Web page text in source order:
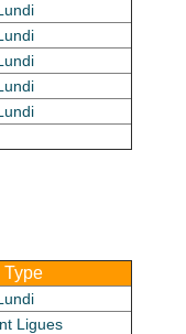
Type
Ligues